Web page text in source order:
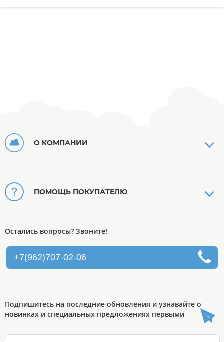
О КОМПАНИИ
ПОМОЩЬ ПОКУПАТЕЛЮ
Остались вопросы? Звоните!
+7(962)707-02-06
Подпишитесь на последние обновления и узнавайте о
новинках и специальных предложениях первыми